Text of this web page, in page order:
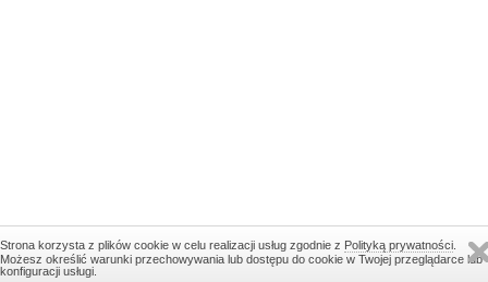
Strona korzysta z plików cookie w celu realizacji usług zgodnie z Polityką prywatności
Możesz określić warunki przechowywania lub dostępu do cookie w Twojej przeglądarce lub
konfiguracji usługi.